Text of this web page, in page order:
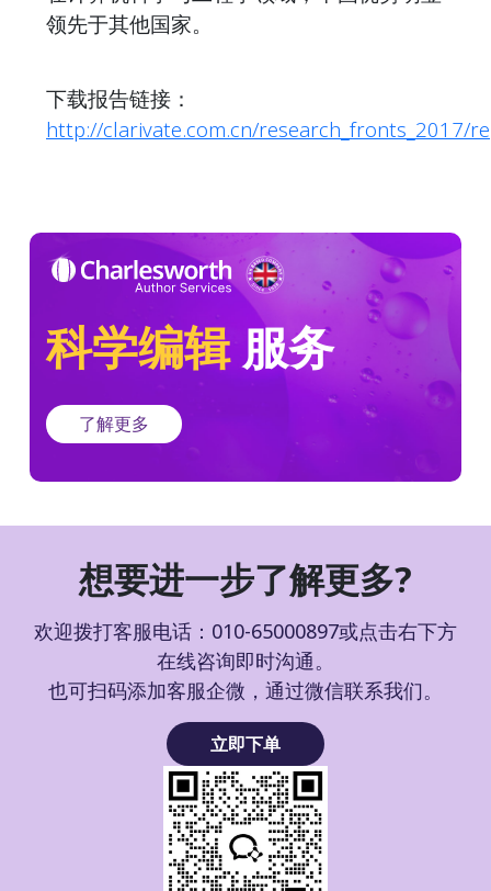
领先于其他国家。
下载报告链接：
http://clarivate.com.cn/research_fronts_2017/
科学编辑服务
了解更多
想要进一步了解更多?
欢迎拨打客服电话：010-65000897或点击右下方
在线咨询即时沟通。
也可扫码添加客服企微，通过微信联系我们。
立即下单